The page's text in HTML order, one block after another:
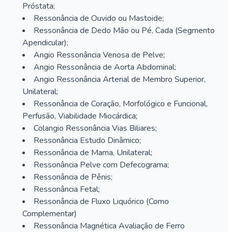
Próstata;
Ressonância de Ouvido ou Mastoide;
Ressonância de Dedo Mão ou Pé, Cada (Segmento
Apendicular);
Angio Ressonância Venosa de Pelve;
Angio Ressonância de Aorta Abdominal;
Angio Ressonância Arterial de Membro Superior,
Unilateral;
Ressonância de Coração, Morfológico e Funcional,
Perfusão, Viabilidade Miocárdica;
Colangio Ressonância Vias Biliares;
Ressonância Estudo Dinâmico;
Ressonância de Mama, Unilateral;
Ressonância Pelve com Defecograma;
Ressonância de Pênis;
Ressonância Fetal;
Ressonância de Fluxo Liquórico (Como
Complementar)
Ressonância Magnética Avaliação de Ferro